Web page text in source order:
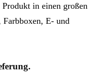
in einen großen
E- und